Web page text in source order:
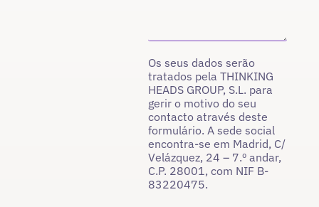
Os seus dados serão
tratados pela THINKING
HEADS GROUP, S.L. para
gerir o motivo do seu
contacto através deste
formulário. A sede social
encontra-se em Madrid, C/
Velázquez, 24 – 7.º andar,
C.P. 28001, com NIF B-
83220475.